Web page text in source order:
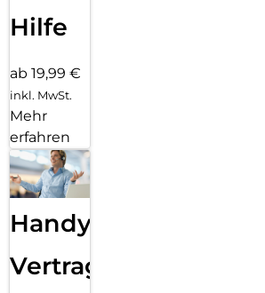
Hilfe
ab 19,99 €
inkl. MwSt.
Mehr
erfahren
Handy
Vertragsabwicklung